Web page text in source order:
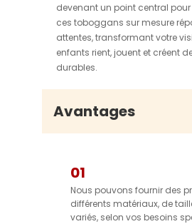
devenant un point central
ces toboggans sur mesure
attentes, transformant votre
enfants rient, jouent et créent
durables.
Avantages
01
Nous pouvons fournir des
différents matériaux, de
variés, selon vos besoins